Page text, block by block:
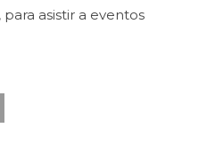
asistir a eventos